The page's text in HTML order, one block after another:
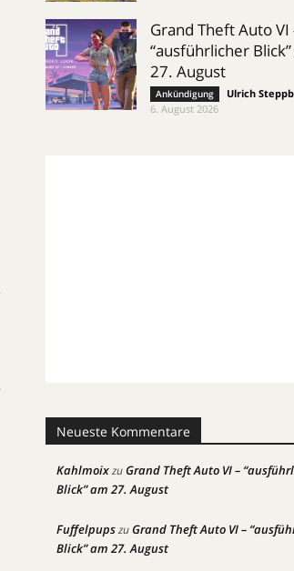
Grand Theft Auto VI
“ausführlicher
27. August
Ankündigung Ulrich
6. August 2026
Neueste Kommentare
KahlmoixzuGrand Theft Auto VI –
Blick” am 27. August
FuffelpupszuGrand Theft Auto VI –
Blick” am 27. August